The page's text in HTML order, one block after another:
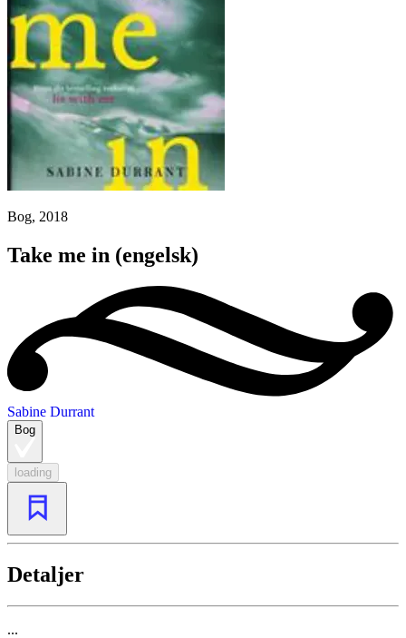
Bog, 2018
Take me in (engelsk)
Sabine Durrant
Bog
loading
Detaljer
...